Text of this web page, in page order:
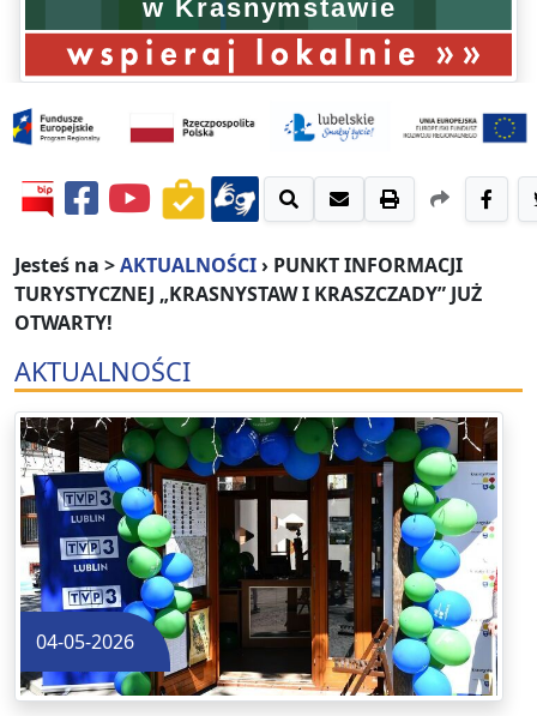
Jesteś na >AKTUALNOŚCI› PUNKT INFORMACJI
TURYSTYCZNEJ „KRASNYSTAW I KRASZCZADY” JUŻ
OTWARTY!
AKTUALNOŚCI
04-05-2026